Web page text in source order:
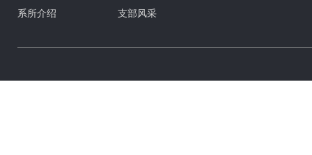
系所介绍
支部风采